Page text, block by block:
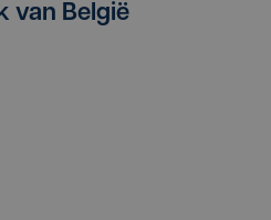
van België